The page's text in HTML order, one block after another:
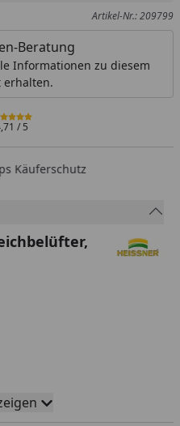
Artikel-Nr.: 209799
Beratung
Informationen zu diesem
erhalten.
/ 5
Käuferschutz